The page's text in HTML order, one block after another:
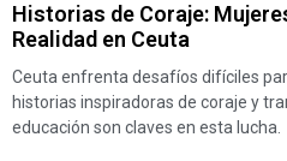
Historias de Coraje:
Realidad en Ceuta
Ceuta enfrenta desafíos difíciles
historias inspiradoras de coraje y
educación son claves en esta lucha.